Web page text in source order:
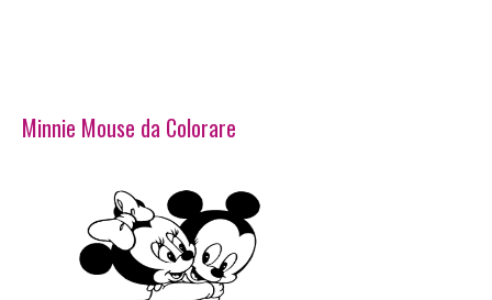
Minnie Mouse da Colorare